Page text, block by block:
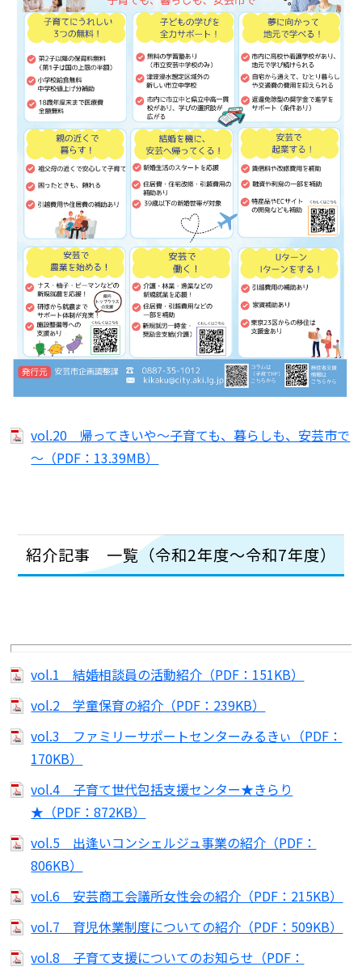
vol.20 帰ってきいや～子育ても、暮らしも、安芸市で
～（PDF：13.39MB）
紹介記事 一覧（令和2年度～令和7年度）
vol.1 結婚相談員の活動紹介（PDF：151KB）
vol.2 学童保育の紹介（PDF：239KB）
vol.3 ファミリーサポートセンターみるきぃ（PDF：
170KB）
vol.4 子育て世代包括支援センター★きらり
★（PDF：872KB）
vol.5 出逢いコンシェルジュ事業の紹介（PDF：
806KB）
vol.6 安芸商工会議所女性会の紹介（PDF：215KB）
vol.7 育児休業制度についての紹介（PDF：509KB）
vol.8 子育て支援についてのお知らせ（PDF：